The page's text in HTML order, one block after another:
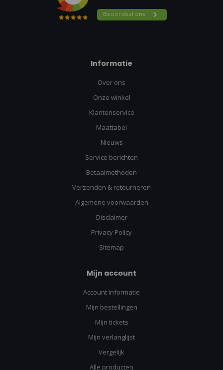
Informatie
Over ons
Onze winkel
Klantenservice
Maattabel
Nieuws
Service berichten
Betaalmethoden
Verzenden & retourneren
Algemene voorwaarden
Disclaimer
Privacy Policy
Sitemap
Mijn account
Account informatie
Mijn bestellingen
Mijn tickets
Mijn verlanglijst
Vergelijk
Alle producten